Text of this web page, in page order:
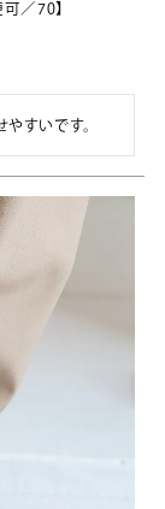
／70】
すいです。